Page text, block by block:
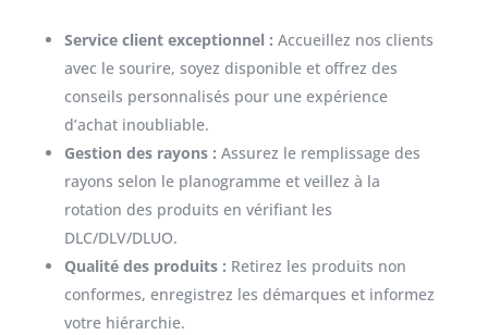
Service client exceptionnel : Accueillez nos clients
avec le sourire, soyez disponible et offrez des
conseils personnalisés pour une expérience
d’achat inoubliable.
Gestion des rayons : Assurez le remplissage des
rayons selon le planogramme et veillez à la
rotation des produits en vérifiant les
DLC/DLV/DLUO.
Qualité des produits : Retirez les produits non
conformes, enregistrez les démarques et informez
votre hiérarchie.